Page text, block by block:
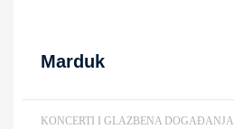
Marduk
KONCERTI I GLAZBENA DOGAĐANJA